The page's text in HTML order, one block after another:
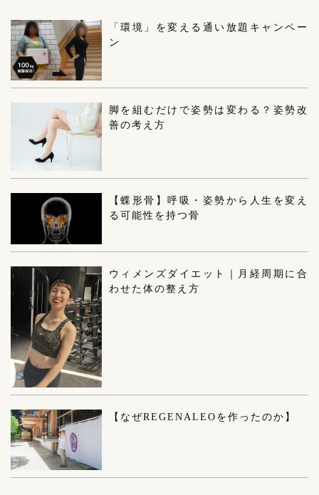
「環境」を変える通い放題キャンペー
ン
脚を組むだけで姿勢は変わる？姿勢改
善の考え方
【蝶形骨】呼吸・姿勢から人生を変え
る可能性を持つ骨
ウィメンズダイエット｜月経周期に合
わせた体の整え方
【なぜREGENALEOを作ったのか】